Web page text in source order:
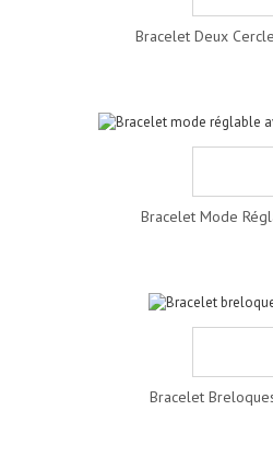
Bracelet Deux
Bracelet Mode
Bracelet